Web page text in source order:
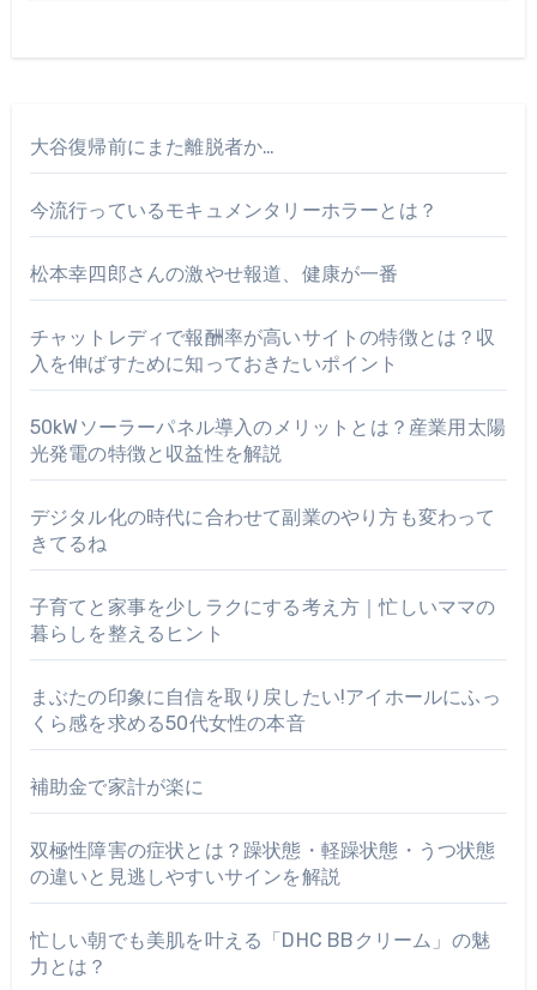
大谷復帰前にまた離脱者か…
今流行っているモキュメンタリーホラーとは？
松本幸四郎さんの激やせ報道、健康が一番
チャットレディで報酬率が高いサイトの特徴とは？収
入を伸ばすために知っておきたいポイント
50kWソーラーパネル導入のメリットとは？産業用太陽
光発電の特徴と収益性を解説
デジタル化の時代に合わせて副業のやり方も変わって
きてるね
子育てと家事を少しラクにする考え方｜忙しいママの
暮らしを整えるヒント
まぶたの印象に自信を取り戻したい!アイホールにふっ
くら感を求める50代女性の本音
補助金で家計が楽に
双極性障害の症状とは？躁状態・軽躁状態・うつ状態
の違いと見逃しやすいサインを解説
忙しい朝でも美肌を叶える「DHC BBクリーム」の魅
力とは？